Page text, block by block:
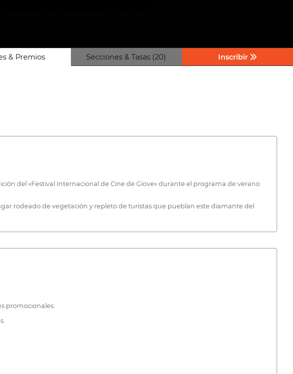
& Premios Secciones & Tasas (20) Inscribir
del «Festival Internacional de Cine de Giove» durante el programa de verano
rodeado de vegetación y repleto de turistas que pueblan este diamante del
promocionales.